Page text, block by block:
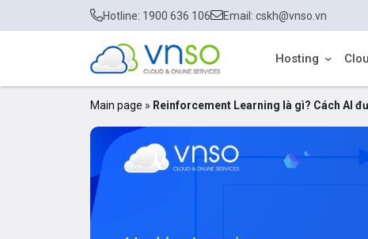
Hotline: 1900 636 106 Email: cskh@vnso.vn
Hosting
Main page » Reinforcement Learning là gì? Cách AI